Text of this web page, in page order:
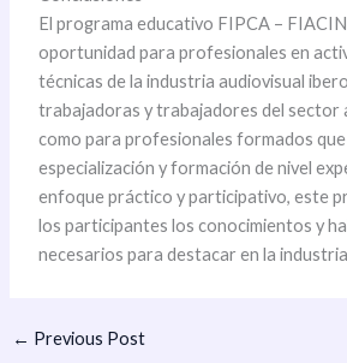
El programa educativo FIPCA –
oportunidad para profesionales en
técnicas de la industria audiovisual
trabajadoras y trabajadores del sector
como para profesionales formados que
especialización y formación de nivel
enfoque práctico y participativo, este
los participantes los conocimientos y
necesarios para destacar en la
← Previous Post